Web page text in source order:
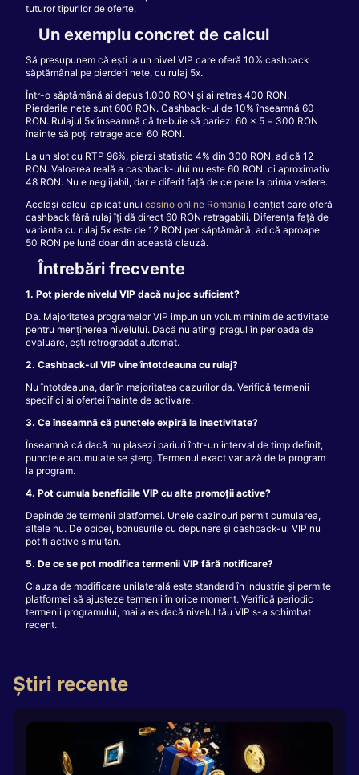
tuturor tipurilor de oferte.
Un exemplu concret de calcul
Să presupunem că ești la un nivel VIP care oferă 10% cashback
săptămânal pe pierderi nete, cu rulaj 5x.
Într-o săptămână ai depus 1.000 RON și ai retras 400 RON.
Pierderile nete sunt 600 RON. Cashback-ul de 10% înseamnă 60
RON. Rulajul 5x înseamnă că trebuie să pariezi 60 x 5 = 300 RON
înainte să poți retrage acei 60 RON.
La un slot cu RTP 96%, pierzi statistic 4% din 300 RON, adică 12
RON. Valoarea reală a cashback-ului nu este 60 RON, ci aproximativ
48 RON. Nu e neglijabil, dar e diferit față de ce pare la prima vedere.
Același calcul aplicat unui casino online Romania licențiat care oferă
cashback fără rulaj îți dă direct 60 RON retragabili. Diferența față de
varianta cu rulaj 5x este de 12 RON per săptămână, adică aproape
50 RON pe lună doar din această clauză.
Întrebări frecvente
1. Pot pierde nivelul VIP dacă nu joc suficient?
Da. Majoritatea programelor VIP impun un volum minim de activitate
pentru menținerea nivelului. Dacă nu atingi pragul în perioada de
evaluare, ești retrogradat automat.
2. Cashback-ul VIP vine întotdeauna cu rulaj?
Nu întotdeauna, dar în majoritatea cazurilor da. Verifică termenii
specifici ai ofertei înainte de activare.
3. Ce înseamnă că punctele expiră la inactivitate?
Înseamnă că dacă nu plasezi pariuri într-un interval de timp definit,
punctele acumulate se șterg. Termenul exact variază de la program
la program.
4. Pot cumula beneficiile VIP cu alte promoții active?
Depinde de termenii platformei. Unele cazinouri permit cumularea,
altele nu. De obicei, bonusurile cu depunere și cashback-ul VIP nu
pot fi active simultan.
5. De ce se pot modifica termenii VIP fără notificare?
Clauza de modificare unilaterală este standard în industrie și permite
platformei să ajusteze termenii în orice moment. Verifică periodic
termenii programului, mai ales dacă nivelul tău VIP s-a schimbat
recent.
Știri recente